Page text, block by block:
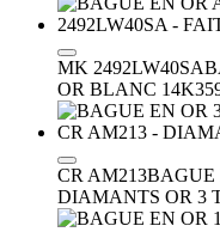
MK 2492LW40SA
OR BLANC 14K
CR AM213BAGUE
DIAMANTS OR 3